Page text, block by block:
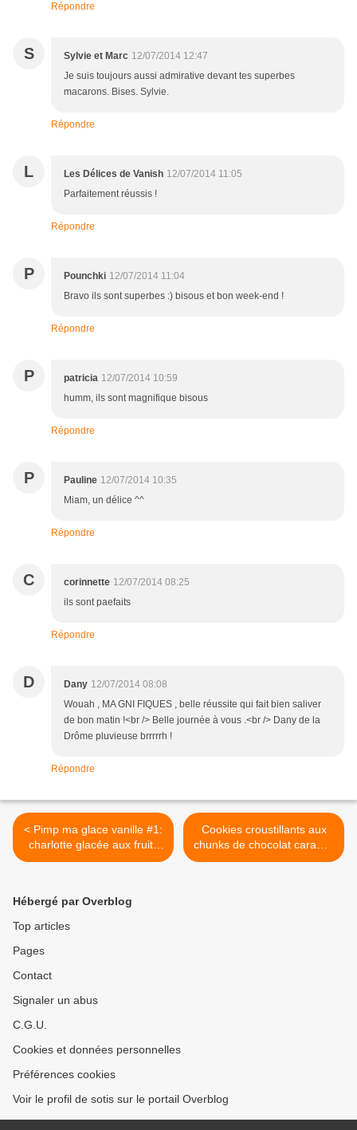
Répondre
S Sylvie et Marc 12/07/2014 12:47
Je suis toujours aussi admirative devant tes superbes
macarons. Bises. Sylvie.
Répondre
L Les Délices de Vanish 12/07/2014 11:05
Parfaitement réussis !
Répondre
P Pounchki 12/07/2014 11:04
Bravo ils sont superbes :) bisous et bon week-end !
Répondre
P patricia 12/07/2014 10:59
humm, ils sont magnifique bisous
Répondre
P Pauline 12/07/2014 10:35
Miam, un délice ^^
Répondre
C corinnette 12/07/2014 08:25
ils sont paefaits
Répondre
D Dany 12/07/2014 08:08
Wouah , MA GNI FIQUES , belle réussite qui fait bien saliver
de bon matin !<br /> Belle journée à vous .<br /> Dany de la
Drôme pluvieuse brrrrrh !
Répondre
< Pimp ma glace vanille #1:
charlotte glacée aux fruits
rouges
Cookies croustillants aux
chunks de chocolat caramel
{rien que ça!!!} >
Hébergé par Overblog
Top articles
Pages
Contact
Signaler un abus
C.G.U.
Cookies et données personnelles
Préférences cookies
Voir le profil de sotis sur le portail Overblog